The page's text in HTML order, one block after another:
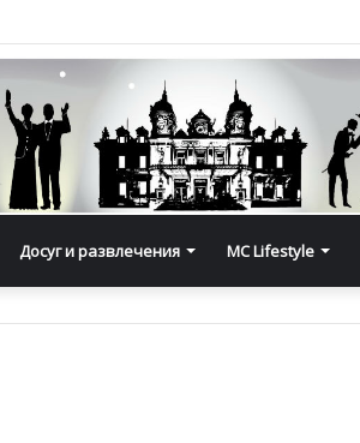
Досуг и развлечения MC Lifestyle